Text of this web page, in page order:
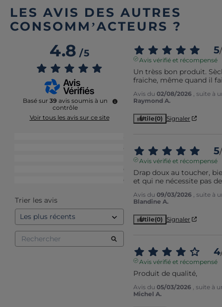
LES AVIS DES AUTRES
CONSOMM’ACTEURS ?
4.8/5
Basé sur 39 avis soumis à un
contrôle
Voir tous les avis sur ce site
5
0
0
Trier les avis
5/
Avis vérifié et récompensé
Un trèss bon produit.
fraiche, même quand il
Avis du 02/08/2026
, suite à
Raymond A.
Utile(0) Signaler
5/
Avis vérifié et récompensé
Drap doux au toucher,
et qui ne nécessite pas
Avis du 09/03/2026
, suite à
Blandine A.
Utile(0) Signaler
4
Avis vérifié et récompensé
Produit de qualité,
Avis du 05/03/2026
, suite à
Michel A.